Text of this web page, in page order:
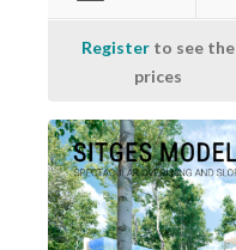
Register to see the
prices